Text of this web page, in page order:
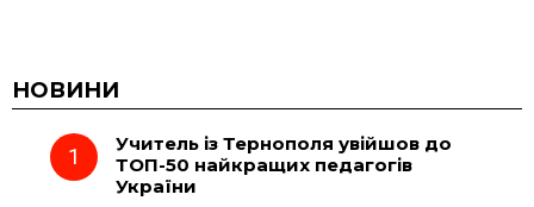
c
e e t
НОВИНИ
Учитель із Тернополя увійшов до
ТОП-50 найкращих педагогів
України